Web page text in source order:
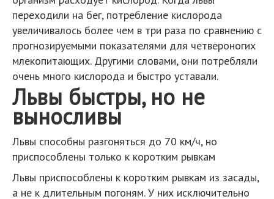
переходили на бег, потребление кислорода
увеличивалось более чем в три раза по сравнению с
прогнозируемыми показателями для четвероногих
млекопитающих. Другими словами, они потребляли
очень много кислорода и быстро уставали.
Львы быстры, но не
выносливы
Львы способны разгоняться до 70 км/ч, но
приспособлены только к коротким рывкам
Львы приспособлены к коротким рывкам из засады,
а не к длительным погоням. У них исключительно